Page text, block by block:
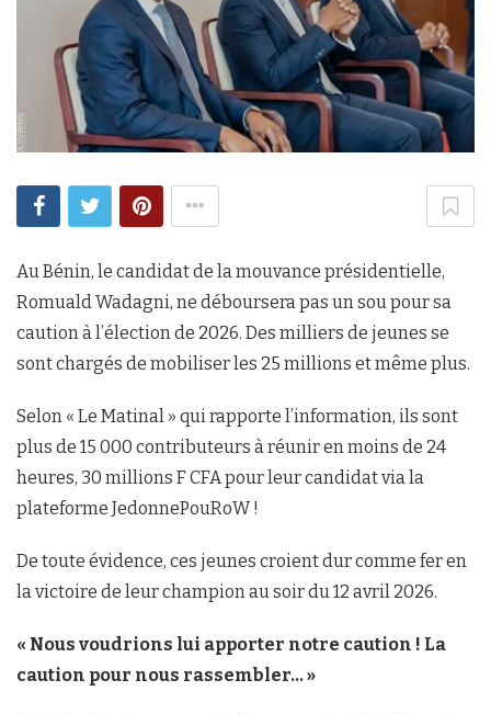
Au Bénin, le candidat de la mouvance présidentielle,
Romuald Wadagni, ne déboursera pas un sou pour sa
caution à l’élection de 2026. Des milliers de jeunes se
sont chargés de mobiliser les 25 millions et même plus.
Selon « Le Matinal » qui rapporte l’information, ils sont
plus de 15 000 contributeurs à réunir en moins de 24
heures, 30 millions F CFA pour leur candidat via la
plateforme JedonnePouRoW !
De toute évidence, ces jeunes croient dur comme fer en
la victoire de leur champion au soir du 12 avril 2026.
« Nous voudrions lui apporter notre caution ! La
caution pour nous rassembler… »